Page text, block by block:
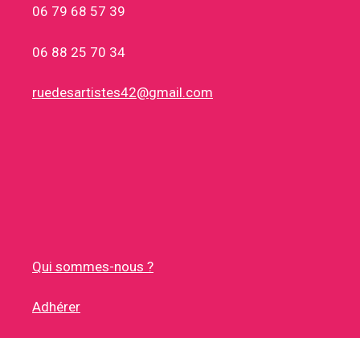
06 79 68 57 39
06 88 25 70 34
ruedesartistes42@gmail.com
Qui sommes-nous ?
Adhérer